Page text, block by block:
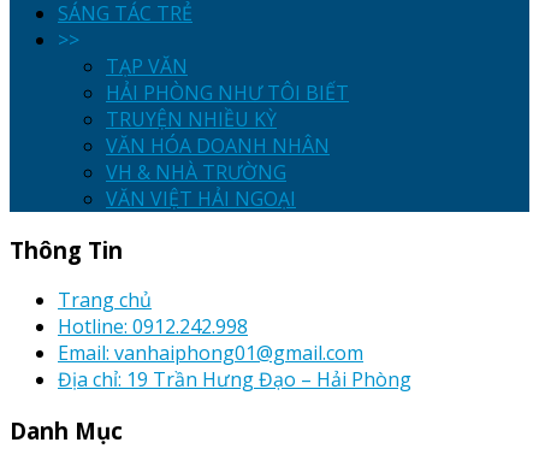
SÁNG TÁC TRẺ
>>
TẠP VĂN
HẢI PHÒNG NHƯ TÔI BIẾT
TRUYỆN NHIỀU KỲ
VĂN HÓA DOANH NHÂN
VH & NHÀ TRƯỜNG
VĂN VIỆT HẢI NGOẠI
Thông Tin
Trang chủ
Hotline: 0912.242.998
Email: vanhaiphong01@gmail.com
Địa chỉ: 19 Trần Hưng Đạo – Hải Phòng
Danh Mục